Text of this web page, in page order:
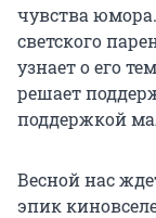
чувства
светского
узнает о его
решает
поддержкой
Весной нас
эпик